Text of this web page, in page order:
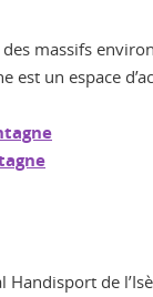
des massifs
est un espace
Handisport de